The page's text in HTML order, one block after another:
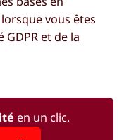
vous êtes
et de la
en un clic.